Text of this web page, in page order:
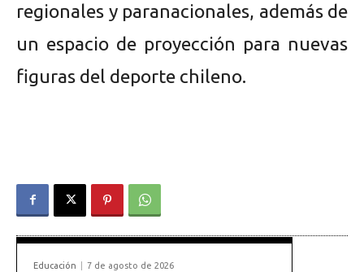
regionales y paranacionales, además de
un espacio de proyección para nuevas
figuras del deporte chileno.
Educación 7 de agosto de 2026